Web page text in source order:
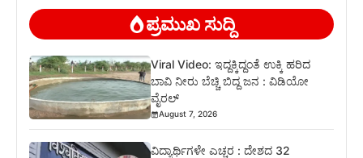
ಪ್ರಮುಖ ಸುದ್ದಿ
Viral Video: ಇದ್ದಕ್ಕಿದ್ದಂತೆ ಉಕ್ಕಿ ಹರಿದ
ಬಾವಿ ನೀರು ಬೆಚ್ಚಿ ಬಿದ್ದ ಜನ : ವಿಡಿಯೋ
ವೈರಲ್
August 7, 2026
ವಿದ್ಯಾರ್ಥಿಗಳೇ ಎಚ್ಚರ : ದೇಶದ 32